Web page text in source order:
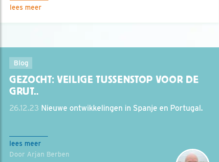
lees meer
Blog
GEZOCHT: VEILIGE TUSSENSTOP VOOR DE
GRUT..
26.12.23 Nieuwe ontwikkelingen in Spanje en Portugal.
lees meer
Door Arjan Berben